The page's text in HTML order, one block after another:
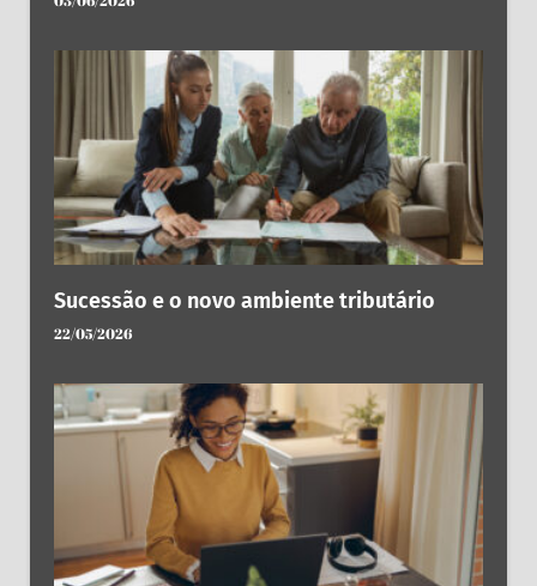
Sucessão e o novo ambiente tributário
22/05/2026